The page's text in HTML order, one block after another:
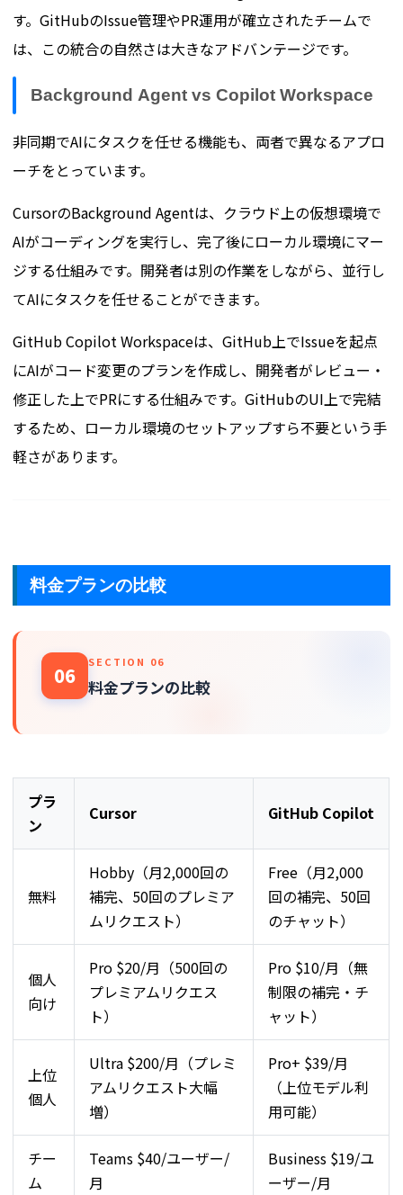
す。GitHubのIssue管理やPR運用が確立されたチームで
は、この統合の自然さは大きなアドバンテージです。
Background Agent vs Copilot Workspace
非同期でAIにタスクを任せる機能も、両者で異なるアプロ
ーチをとっています。
CursorのBackground Agentは、クラウド上の仮想環境で
AIがコーディングを実行し、完了後にローカル環境にマー
ジする仕組みです。開発者は別の作業をしながら、並行し
てAIにタスクを任せることができます。
GitHub Copilot Workspaceは、GitHub上でIssueを起点
にAIがコード変更のプランを作成し、開発者がレビュー・
修正した上でPRにする仕組みです。GitHubのUI上で完結
するため、ローカル環境のセットアップすら不要という手
軽さがあります。
料金プランの比較
06
SECTION 06
料金プランの比較
プラ
ン
Cursor GitHub Copilot
無料
Hobby（月2,000回の
補完、50回のプレミア
ムリクエスト）
Free（月2,000
回の補完、50回
のチャット）
個人
向け
Pro $20/月（500回の
プレミアムリクエス
ト）
Pro $10/月（無
制限の補完・チ
ャット）
上位
個人
Ultra $200/月（プレミ
アムリクエスト大幅
増）
Pro+ $39/月
（上位モデル利
用可能）
チー
ム
Teams $40/ユーザー/
月
Business $19/ユ
ーザー/月